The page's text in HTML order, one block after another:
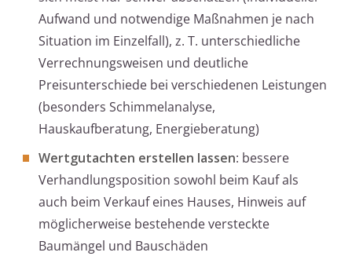
Aufwand und notwendige Maßnahmen je nach
Situation im Einzelfall), z. T. unterschiedliche
Verrechnungsweisen und deutliche
Preisunterschiede bei verschiedenen Leistungen
(besonders Schimmelanalyse,
Hauskaufberatung, Energieberatung)
Wertgutachten erstellen lassen: bessere
Verhandlungsposition sowohl beim Kauf als
auch beim Verkauf eines Hauses, Hinweis auf
möglicherweise bestehende versteckte
Baumängel und Bauschäden